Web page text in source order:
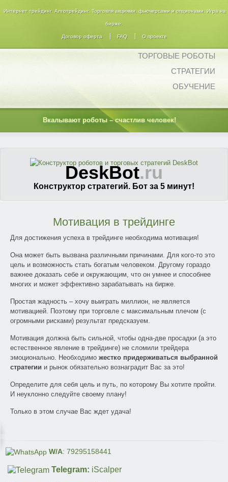
Интернет трейдинг. Алготрейдинг. Торговля акциями, фьючерсами и опционами. Игра на
бирже.
Договор оферта FAQ О проекте
Вкалывают роботы – счастлив человек!
ТОРГОВЫЕ РОБОТЫ
СТРАТЕГИИ
ОБУЧЕНИЕ
DeskBot.ru
Конструктор стратегий. Бот за 5 минут!
Мотивация в трейдинге
Для достижения успеха в трейдинге необходима мотивация!
Она может быть вызвана различными причинами. Для кого-то это
цель и возможность стать богатым человеком. Другому гораздо
важнее доказать себе и окружающим, что он умнее и способнее
многих и может эффективно зарабатывать на бирже.
Простая жадность – хочу выиграть миллион, не является
мотивацией. Поэтому при торговле с максимальным плечом (с
огромными рисками) результат предсказуем.
Мотивация должна быть сильной, чтобы одна-две просадки (а это
естественное явление в трейдинге) не сломили трейдера
эмоционально. Необходимо жестко придерживаться выбранной
стратегии и рынок обязательно вознаградит Вас за это!
Определите для себя цель и путь, по которому Вы хотите пройти.
И неуклонно следуйте своему плану!
Только в этом случае Вас ждет удача!
W/A: 79295158441
Telegram: iScalper